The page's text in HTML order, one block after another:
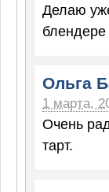
Делаю
Ольга
1 марта,
Очень
тарт.